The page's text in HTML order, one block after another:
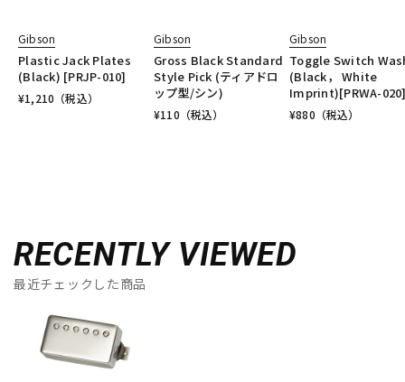
Gibson
Plastic Jack Plates
(Black) [PRJP-010]
¥1,210 （税込）
Gibson
Gross Black Standard
Style Pick (ティアドロ
ップ型/シン)
¥110 （税込）
Gibson
Toggle Switch
(Black， White
Imprint)[PRWA-
¥880 （税込）
RECENTLY VIEWED
最近チェックした商品